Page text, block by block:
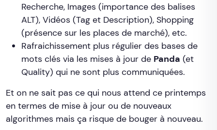
Recherche, Images (importance des balises
ALT), Vidéos (Tag et Description), Shopping
(présence sur les places de marché), etc.
Rafraichissement plus régulier des bases de
mots clés via les mises à jour de Panda (et
Quality) qui ne sont plus communiquées.
Et on ne sait pas ce qui nous attend ce printemps
en termes de mise à jour ou de nouveaux
algorithmes mais ça risque de bouger à nouveau.